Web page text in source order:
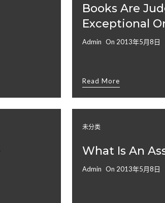
Books Are
Exceptional
Admin On 2013年5月8日
Read More
未分类
What Is An
Admin On 2013年5月8日